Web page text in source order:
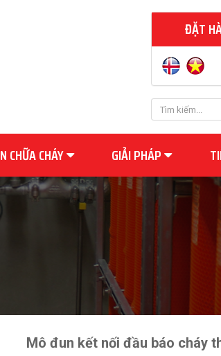
ĐẶT
CHỮA CHÁY GIẢI PHÁP
Mô đun kết nối đầu báo cháy